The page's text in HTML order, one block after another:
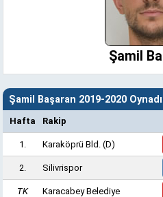
Şamil
Şamil Başaran 2019-2020
Hafta Rakip
1. Karaköprü Bld. (D)
2. Silivrispor
TK Karacabey Belediye